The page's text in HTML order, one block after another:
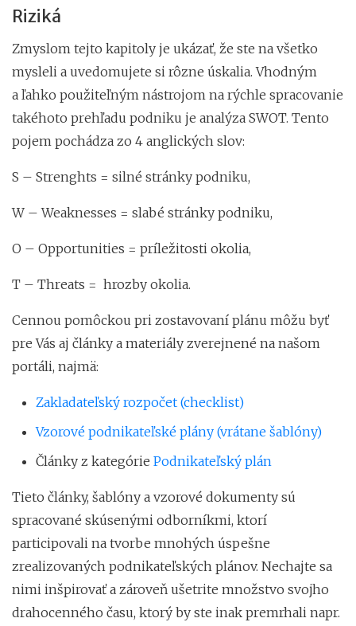
Riziká
Zmyslom tejto kapitoly je ukázať, že ste na všetko
mysleli a uvedomujete si rôzne úskalia. Vhodným
a ľahko použiteľným nástrojom na rýchle spracovanie
takéhoto prehľadu podniku je analýza SWOT. Tento
pojem pochádza zo 4 anglických slov:
S – Strenghts = silné stránky podniku,
W – Weaknesses = slabé stránky podniku,
O – Opportunities = príležitosti okolia,
T – Threats = hrozby okolia.
Cennou pomôckou pri zostavovaní plánu môžu byť
pre Vás aj články a materiály zverejnené na našom
portáli, najmä:
Zakladateľský rozpočet (checklist)
Vzorové podnikateľské plány (vrátane šablóny)
Články z kategórie Podnikateľský plán
Tieto články, šablóny a vzorové dokumenty sú
spracované skúsenými odborníkmi, ktorí
participovali na tvorbe mnohých úspešne
zrealizovaných podnikateľských plánov. Nechajte sa
nimi inšpirovať a zároveň ušetrite množstvo svojho
drahocenného času, ktorý by ste inak premrhali napr.